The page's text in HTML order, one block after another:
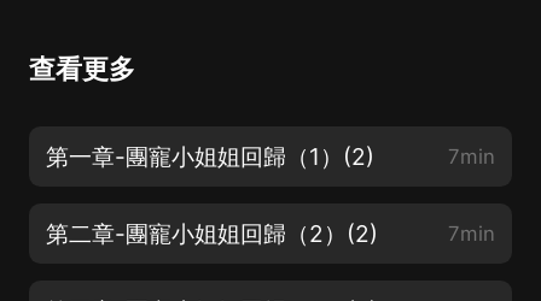
查看更多
第一章-團寵小姐姐回歸（1）(2) 7min
第二章-團寵小姐姐回歸（2）(2) 7min